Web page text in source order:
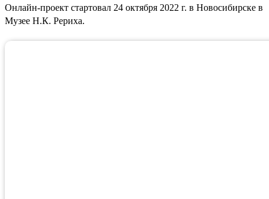
Онлайн-проект стартовал 24 октября 2022 г. в Новосибирске в
Музее Н.К. Рериха.